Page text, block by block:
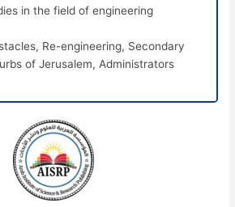
in the field of engineering.
Re-engineering, Secondary
of Jerusalem, Administrators